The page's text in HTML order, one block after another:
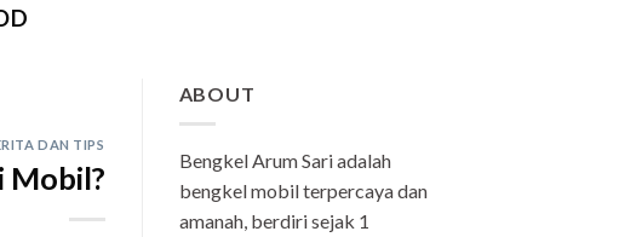
DAN TIPS
Mobil?
ABOUT
Bengkel Arum Sari adalah
bengkel mobil terpercaya dan
amanah, berdiri sejak 1